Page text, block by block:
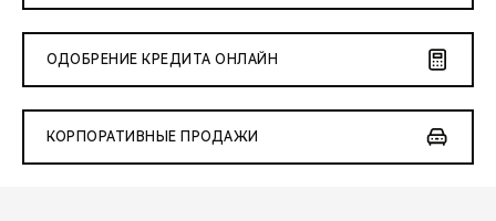
ОДОБРЕНИЕ КРЕДИТА ОНЛАЙН
КОРПОРАТИВНЫЕ ПРОДАЖИ